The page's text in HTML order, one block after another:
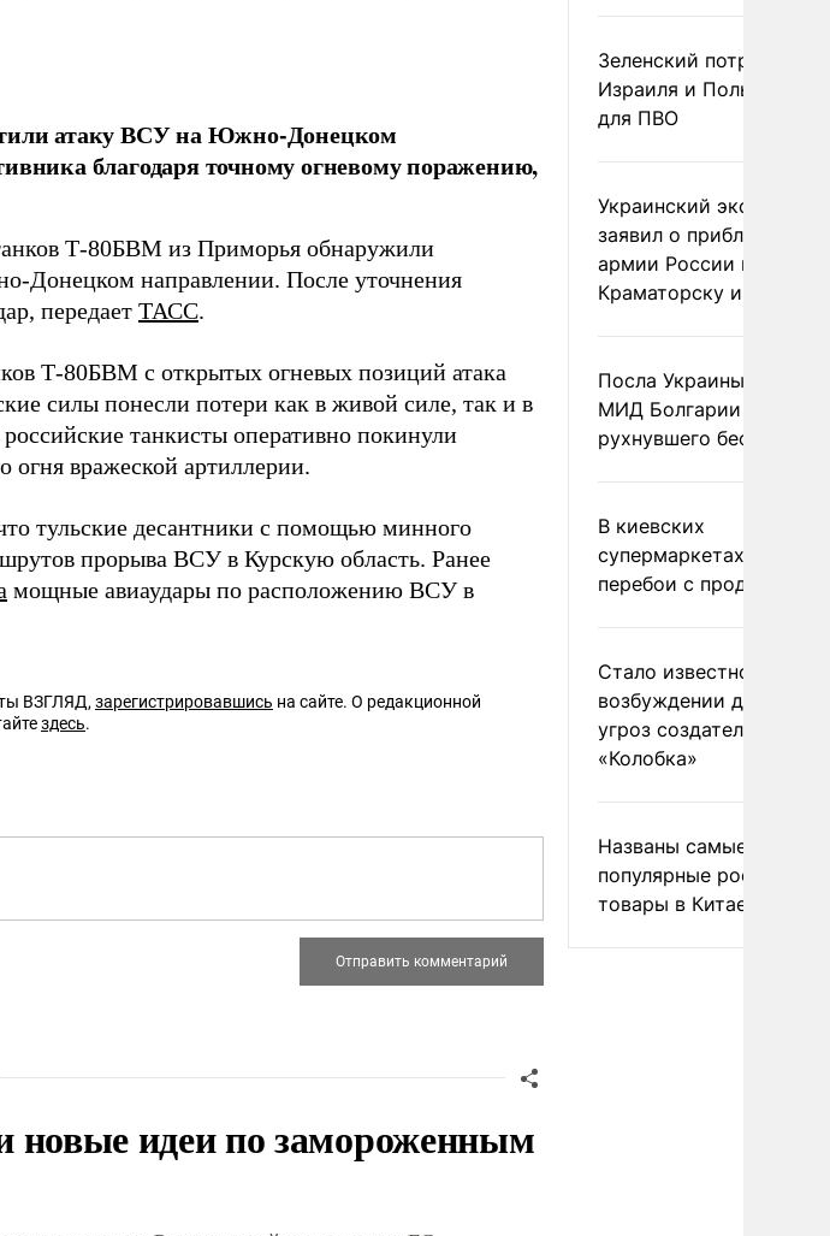
атаку ВСУ на Южно-Донецком
благодаря точному огневому поражению,
Т-80БВМ из Приморья обнаружили
Донецком направлении. После уточнения
передает ТАСС.
Т-80БВМ с открытых огневых позиций атака
силы понесли потери как в живой силе, так и в
танкисты оперативно покинули
огня вражеской артиллерии.
тульские десантники с помощью минного
прорыва ВСУ в Курскую область. Ранее
мощные авиаудары по расположению ВСУ в
ВЗГЛЯД, зарегистрировавшись на сайте. О редакционной
здесь.
новые идеи по замороженным
Зеленский потребовал
Израиля и Польши
для ПВО
Украинский эксперт
заявил о приближении
армии России к
Краматорску и
Посла Украины
МИД Болгарии из-за
рухнувшего
В киевских
супермаркетах
перебои с продуктами
Стало известно о
возбуждении дела из-
угроз создателям
«Колобка»
Названы самые
популярные российские
товары в Китае